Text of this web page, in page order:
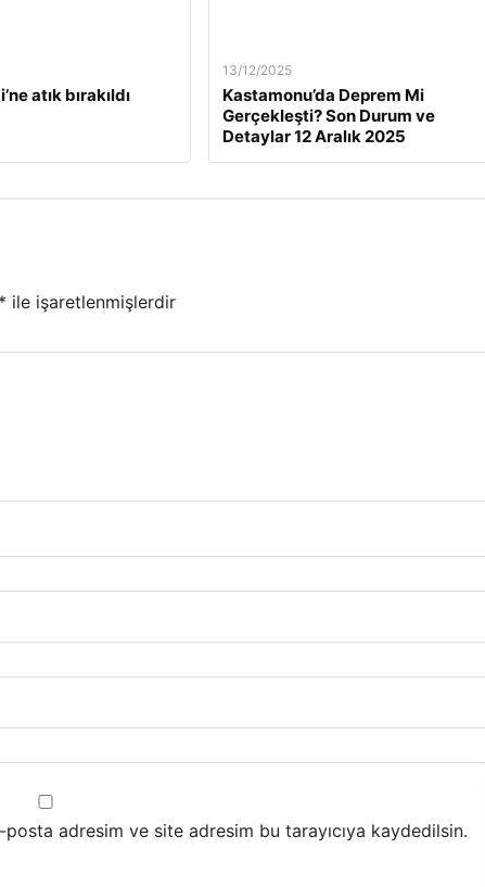
atık bırakıldı
13/12/2025
Kastamonu’da Deprem Mi
Gerçekleşti? Son Durum ve
Detaylar 12 Aralık 2025
* ile işaretlenmişlerdir
posta adresim ve site adresim bu tarayıcıya kaydedilsin.